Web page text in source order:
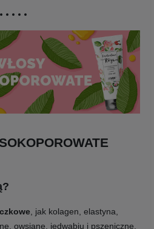
, jak kolagen, elastyna,
owsiane, jedwabiu i pszeniczne,